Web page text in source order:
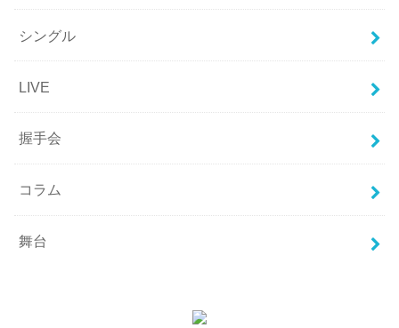
シングル
LIVE
握手会
コラム
舞台